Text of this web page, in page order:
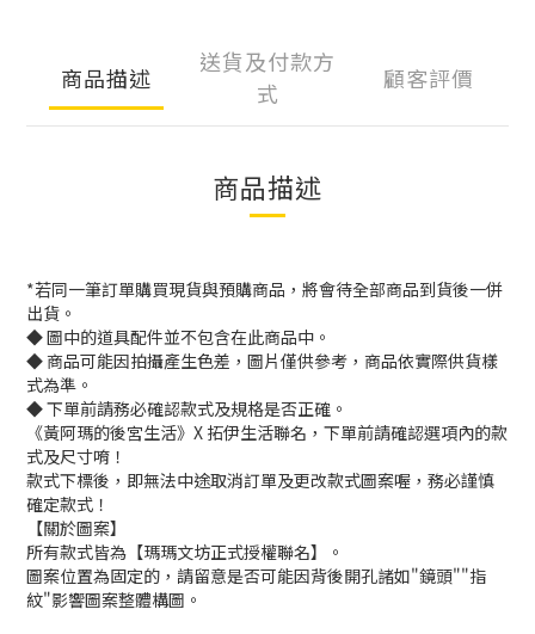
商品描述
送貨及付款方
式
顧客評價
商品描述
*若同一筆訂單購買現貨與預購商品，將會待全部商品到貨後一併
出貨。
◆ 圖中的道具配件並不包含在此商品中。
◆ 商品可能因拍攝產生色差，圖片僅供參考，商品依實際供貨樣
式為準。
◆ 下單前請務必確認款式及規格是否正確。
《黃阿瑪的後宮生活》X 拓伊生活聯名，下單前請確認選項內的款
式及尺寸唷！
款式下標後，即無法中途取消訂單及更改款式圖案喔，務必謹慎
確定款式！
【關於圖案】
所有款式皆為【瑪瑪文坊正式授權聯名】。
圖案位置為固定的，請留意是否可能因背後開孔諸如"鏡頭""指
紋"影響圖案整體構圖。